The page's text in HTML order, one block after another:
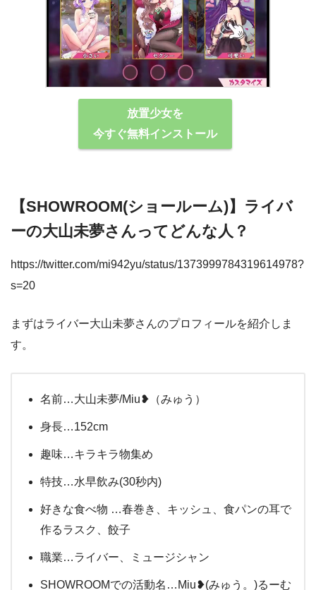
放置少女を
今すぐ無料インストール
【SHOWROOM(ショールーム)】ライバ
ーの大山未夢さんってどんな⼈？
https://twitter.com/mi942yu/status/1373999784319614978?
s=20
まずはライバー大山未夢さんのプロフィールを紹介しま
す。
名前…大山未夢/Miu❥（みゅう）
身長…152cm
趣味…キラキラ物集め
特技…水早飲み(30秒内)
好きな食べ物 …春巻き、キッシュ、食パンの耳で
作るラスク、餃子
職業…ライバー、ミュージシャン
SHOWROOMでの活動名…Miu❥(みゅう。)るーむ